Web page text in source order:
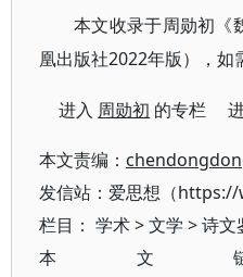
本文收录于周勋初《
凰出版社2022年版），如
进入 周勋初 的专栏 进
本文责编：
发信站：爱思想（https://
栏目： 学术>文学 >诗文
本文